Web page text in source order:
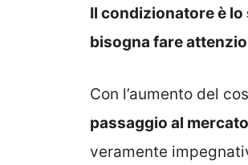
Il condizionatore è
bisogna fare
Con l’aumento del
passaggio al
veramente